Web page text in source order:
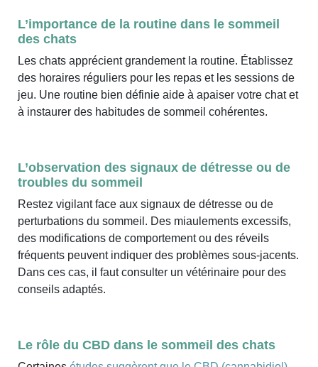
L’importance de la routine dans le sommeil
des chats
Les chats apprécient grandement la routine. Établissez
des horaires réguliers pour les repas et les sessions de
jeu. Une routine bien définie aide à apaiser votre chat et
à instaurer des habitudes de sommeil cohérentes.
L’observation des signaux de détresse ou de
troubles du sommeil
Restez vigilant face aux signaux de détresse ou de
perturbations du sommeil. Des miaulements excessifs,
des modifications de comportement ou des réveils
fréquents peuvent indiquer des problèmes sous-jacents.
Dans ces cas, il faut consulter un vétérinaire pour des
conseils adaptés.
Le rôle du CBD dans le sommeil des chats